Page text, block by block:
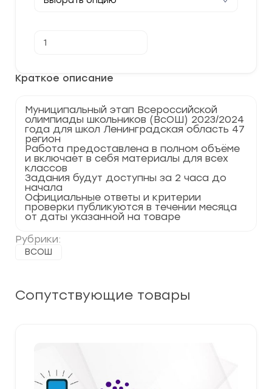
Краткое описание
Муниципальный этап Всероссийской
олимпиады школьников (ВсОШ) 2023/2024
года для школ Ленинградская область 47
регион
Работа предоставлена в полном объёме
и включает в себя материалы для всех
классов
Задания будут доступны за 2 часа до
начала
Официальные ответы и критерии
проверки публикуются в течении месяца
от даты указанной на товаре
Рубрики:
ВСОШ
товара
этап
по
2023-
2024
г.
Ленинградская
область
47
регион
Сопутствующие товары